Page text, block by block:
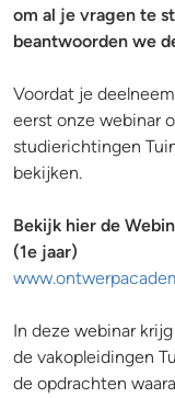
om al je vragen te
beantwoorden we
Voordat je
eerst onze webinar
studierichtingen
bekijken.
Bekijk hier de
(1e jaar)
In deze webinar
de vakopleidingen
de opdrachten